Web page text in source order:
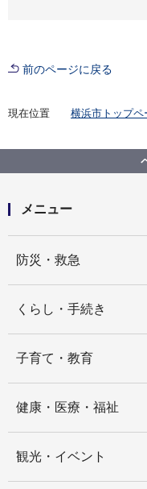
前のページに戻る
現在位置 横浜市トップペ
【記者発表】
す！！
メニュー
防災・救急
くらし・手続き
子育て・教育
健康・医療・福祉
観光・イベント